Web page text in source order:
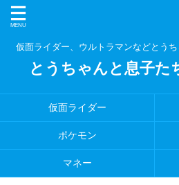
仮面ライダー、ウルトラマンなどとう
とうちゃんと息子た
仮面ライダー
ポケモン
マネー